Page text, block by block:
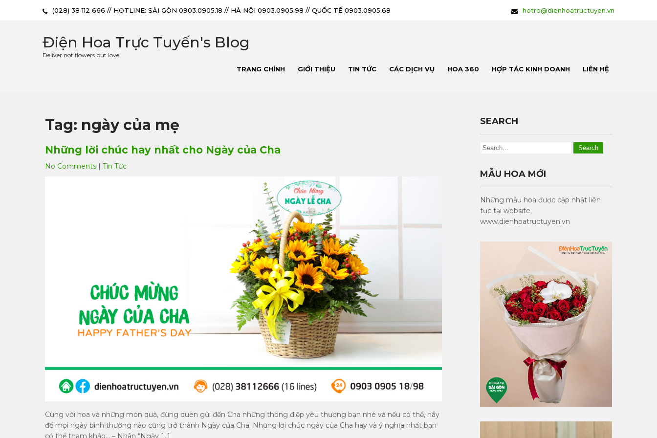
(028) 38 112 666 // HOTLINE: SÀI GÒN 0903.0905.18 // HÀ NỘI 0903.0905.98 // QUỐC TẾ 0903.0905.68 hotro@dienhoatructuyen.vn
Điện Hoa Trực Tuyến's Blog
Deliver not flowers but love
TRANG CHÍNH GIỚI THIỆU TIN TỨC CÁC DỊCH VỤ HOA 360 HỢP TÁC KINH DOANH LIÊN HỆ
Tag: ngày của mẹ
Những lời chúc hay nhất cho Ngày của Cha
No Comments | Tin Tức
Cùng với hoa và những món quà, đừng quên gửi đến Cha những thông điệp yêu thương bạn nhé và nếu có thể, hãy
để mọi ngày bình thường nào cũng trở thành Ngày của Cha. Những lời chúc ngày của Cha hay và ý nghĩa nhất bạn
có thể tham khảo… – Nhân “Ngày […]
SEARCH
MẪU HOA MỚI
Những mẫu hoa được cập nhật liên
tục tại website
www.dienhoatructuyen.vn